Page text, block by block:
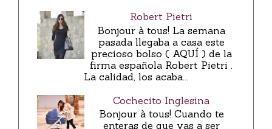
Robert Pietri
Bonjour à tous! La semana
pasada llegaba a casa este
precioso bolso ( AQUÍ ) de la
firma española Robert Pietri .
La calidad, los acaba...
Cochecito Inglesina
Bonjour à tous! Cuando te
enteras de que vas a ser